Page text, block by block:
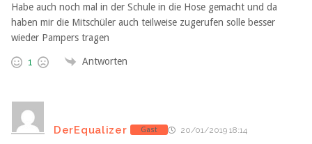
Habe auch noch mal in der Schule in die Hose gemacht und da
haben mir die Mitschüler auch teilweise zugerufen solle besser
wieder Pampers tragen
1 Antworten
DerEqualizer Gast 20/01/2019 18:14